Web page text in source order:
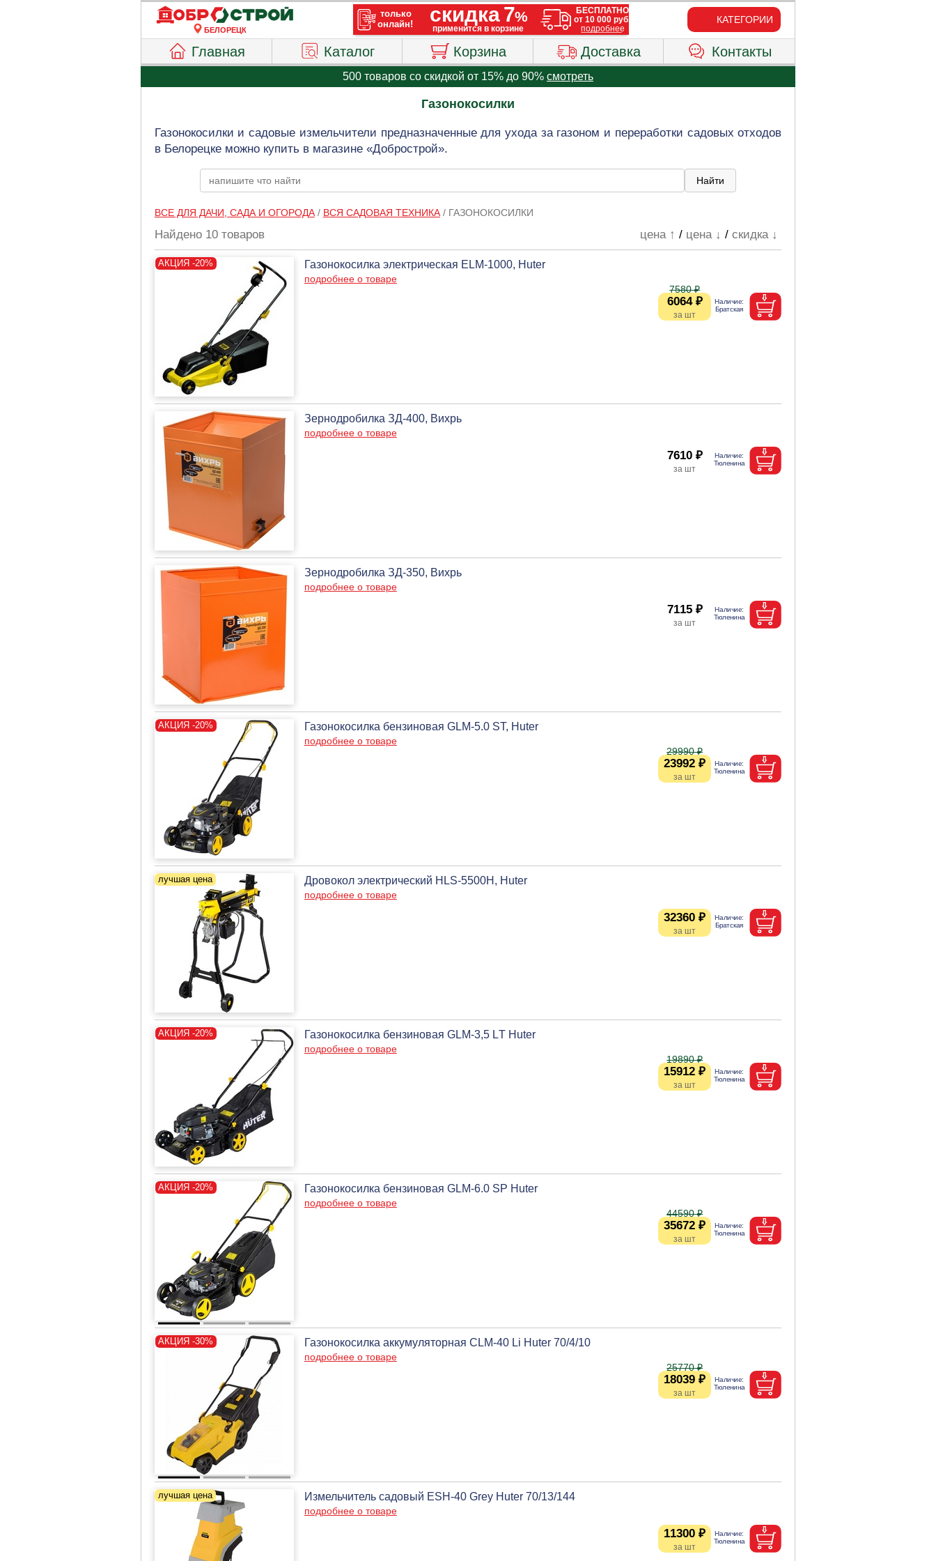
БЕЛОРЕЦК
КАТЕГОРИИ
Главная Каталог Корзина Доставка Контакты
500 товаров со скидкой от 15% до 90% смотреть
Газонокосилки
Газонокосилки и садовые измельчители предназначенные для ухода за газоном и переработки садовых отходов
в Белорецке можно купить в магазине «Добрострой».
ВСЕ ДЛЯ ДАЧИ, САДА И ОГОРОДА/ ВСЯ САДОВАЯ ТЕХНИКА/ ГАЗОНОКОСИЛКИ
Найдено 10 товаров цена ↑ / цена ↓ /скидка ↓
Газонокосилка электрическая ELM-1000, Huter
подробнее о товаре
6064 ₽
7580 ₽
Зернодробилка ЗД-400, Вихрь
подробнее о товаре
7610 ₽
Зернодробилка ЗД-350, Вихрь
подробнее о товаре
7115 ₽
Газонокосилка бензиновая GLM-5.0 ST, Huter
подробнее о товаре
23992 ₽
29990 ₽
Дровокол электрический HLS-5500H, Huter
подробнее о товаре
32360 ₽
Газонокосилка бензиновая GLM-3,5 LТ Huter
подробнее о товаре
15912 ₽
19890 ₽
Газонокосилка бензиновая GLM-6.0 SP Huter
подробнее о товаре
35672 ₽
44590 ₽
Газонокосилка аккумуляторная CLM-40 Li Huter 70/4/10
подробнее о товаре
18039 ₽
25770 ₽
Измельчитель садовый ESH-40 Grey Huter 70/13/144
подробнее о товаре
11300 ₽